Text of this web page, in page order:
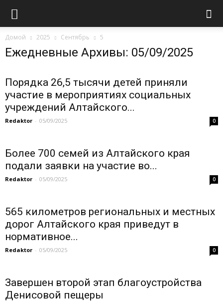
Домой 2025 Сентябрь 5
Ежедневные Архивы: 05/09/2025
Порядка 26,5 тысячи детей приняли
участие в мероприятиях социальных
учреждений Алтайского...
Redaktor - 05/09/2025 0
Более 700 семей из Алтайского края
подали заявки на участие во...
Redaktor - 05/09/2025 0
565 километров региональных и местных
дорог Алтайского края приведут в
нормативное...
Redaktor - 05/09/2025 0
Завершен второй этап благоустройства
Денисовой пещеры